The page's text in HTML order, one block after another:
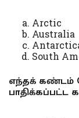
Arctic
Australia
South
எந்தக் கண்டம்